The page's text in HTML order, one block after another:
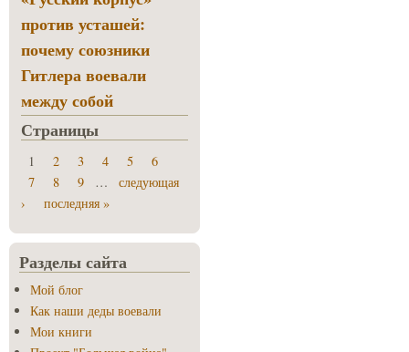
против усташей:
почему союзники
Гитлера воевали
между собой
Страницы
1 2 3 4 5
6
7
8 9 …
следующая
›
последняя »
Разделы сайта
Мой блог
Как наши деды воевали
Мои книги